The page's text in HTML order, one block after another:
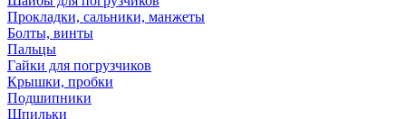
Прокладки, сальники, манжеты
Болты, винты
Пальцы
Гайки для погрузчиков
Крышки, пробки
Подшипники
Шпильки